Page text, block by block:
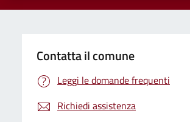
Contatta il comune
Leggi le domande frequenti
Richiedi assistenza